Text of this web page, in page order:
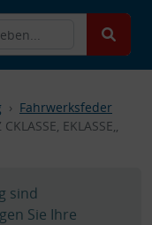
Fahrwerksfeder
EKLASSE,,
sind
Sie Ihre